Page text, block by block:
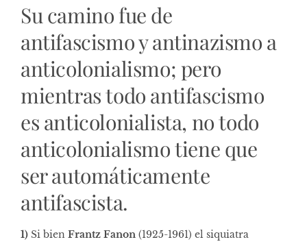
Su camino fue de
antifascismo y antinazismo a
anticolonialismo; pero
mientras todo antifascismo
es anticolonialista, no todo
anticolonialismo tiene que
ser automáticamente
antifascista.
1) Si bien Frantz Fanon (1925-1961) el siquiatra